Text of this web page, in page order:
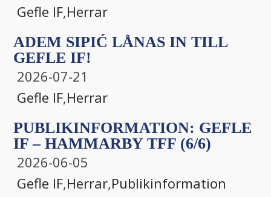
Gefle IF,Herrar
ADEM SIPIĆ LÅNAS IN TILL
GEFLE IF!
2026-07-21
Gefle IF,Herrar
PUBLIKINFORMATION: GEFLE
IF – HAMMARBY TFF (6/6)
2026-06-05
Gefle IF,Herrar,Publikinformation